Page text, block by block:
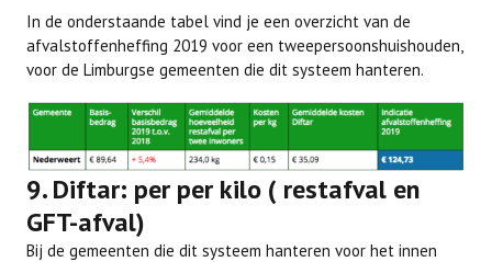
In de onderstaande tabel vind je een overzicht van de
afvalstoffenheffing 2019 voor een tweepersoonshuishouden,
voor de Limburgse gemeenten die dit systeem hanteren.
9. Diftar: per per kilo ( restafval en
GFT-afval)
Bij de gemeenten die dit systeem hanteren voor het innen